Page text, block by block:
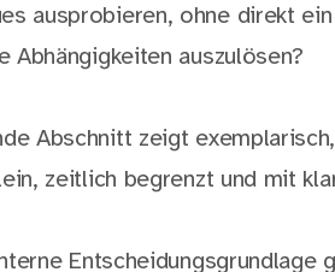
ausprobieren, ohne direkt
Abhängigkeiten auszulösen?
Abschnitt zeigt
zeitlich begrenzt und mit
Entscheidungsgrundlage